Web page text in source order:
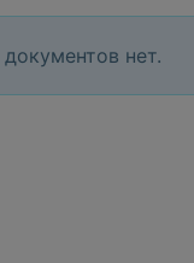
нет.